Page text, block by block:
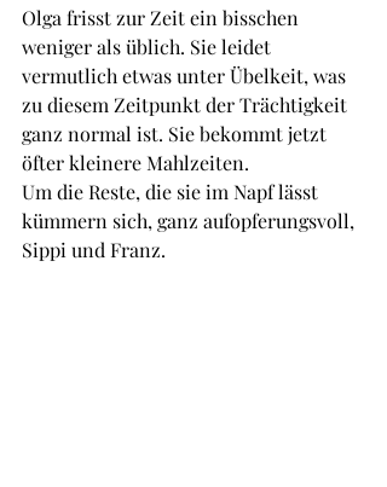
Olga frisst zur Zeit ein bisschen
weniger als üblich. Sie leidet
vermutlich etwas unter Übelkeit, was
zu diesem Zeitpunkt der Trächtigkeit
ganz normal ist. Sie bekommt jetzt
öfter kleinere Mahlzeiten.
Um die Reste, die sie im Napf lässt
kümmern sich, ganz aufopferungsvoll,
Sippi und Franz.